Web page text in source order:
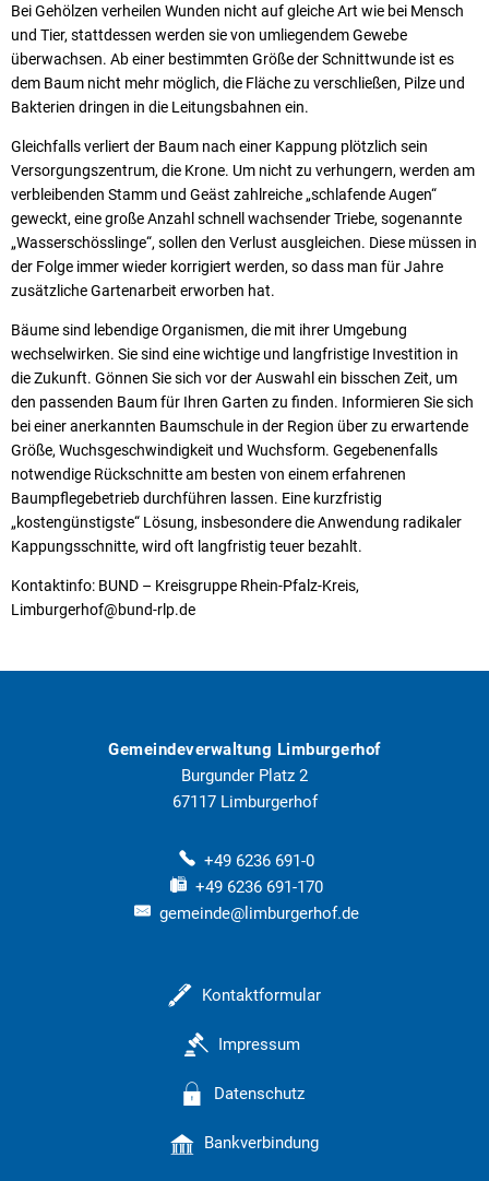
Bei Gehölzen verheilen Wunden nicht auf gleiche Art wie bei Mensch
und Tier, stattdessen werden sie von umliegendem Gewebe
überwachsen. Ab einer bestimmten Größe der Schnittwunde ist es
dem Baum nicht mehr möglich, die Fläche zu verschließen, Pilze und
Bakterien dringen in die Leitungsbahnen ein.
Gleichfalls verliert der Baum nach einer Kappung plötzlich sein
Versorgungszentrum, die Krone. Um nicht zu verhungern, werden am
verbleibenden Stamm und Geäst zahlreiche „schlafende Augen“
geweckt, eine große Anzahl schnell wachsender Triebe, sogenannte
„Wasserschösslinge“, sollen den Verlust ausgleichen. Diese müssen in
der Folge immer wieder korrigiert werden, so dass man für Jahre
zusätzliche Gartenarbeit erworben hat.
Bäume sind lebendige Organismen, die mit ihrer Umgebung
wechselwirken. Sie sind eine wichtige und langfristige Investition in
die Zukunft. Gönnen Sie sich vor der Auswahl ein bisschen Zeit, um
den passenden Baum für Ihren Garten zu finden. Informieren Sie sich
bei einer anerkannten Baumschule in der Region über zu erwartende
Größe, Wuchsgeschwindigkeit und Wuchsform. Gegebenenfalls
notwendige Rückschnitte am besten von einem erfahrenen
Baumpflegebetrieb durchführen lassen. Eine kurzfristig
„kostengünstigste“ Lösung, insbesondere die Anwendung radikaler
Kappungsschnitte, wird oft langfristig teuer bezahlt.
Kontaktinfo: BUND – Kreisgruppe Rhein-Pfalz-Kreis,
Limburgerhof@bund-rlp.de
Gemeindeverwaltung Limburgerhof
Burgunder Platz 2
67117 Limburgerhof
+49 6236 691-0
+49 6236 691-170
gemeinde@limburgerhof.de
Kontaktformular
Impressum
Datenschutz
Bankverbindung